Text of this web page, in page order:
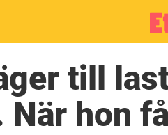
till
När hon